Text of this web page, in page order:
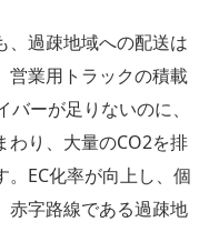
、過疎地域への配送は
営業用トラックの積載
ーが足りないのに、
わり、大量のCO2を排
EC化率が向上し、個
赤字路線である過疎地